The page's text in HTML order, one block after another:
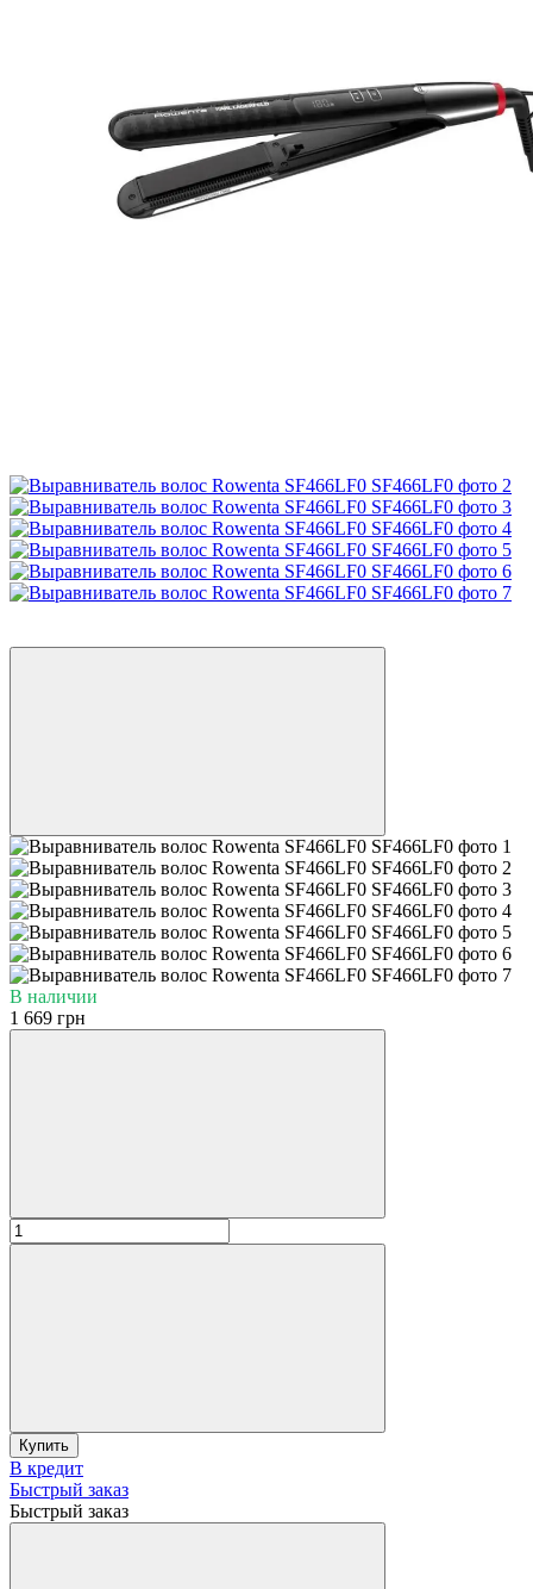
В наличии
1 669 грн
Купить
В кредит
Быстрый заказ
Быстрый заказ